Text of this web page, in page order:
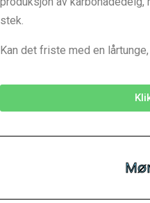
stek.
Kan det friste med en